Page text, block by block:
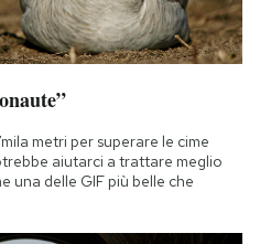
metri per superare le cime
aiutarci a trattare meglio
una delle GIF più belle che